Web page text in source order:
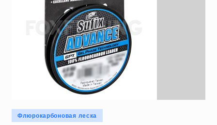
Опубликовано
Флюрокарбоновая леска